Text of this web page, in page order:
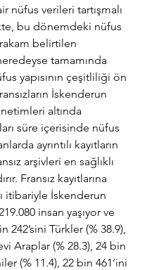
nüfus verileri tartışmalı
bu dönemdeki nüfus
rakam belirtilen
tamamında
yapısının çeşitliliği ön
İskenderun
altında
süre içerisinde nüfus
ayrıntılı kayıtların
arşivleri en sağlıklı
Fransız kayıtlarına
itibariyle İskenderun
insan yaşıyor ve
242’sini Türkler (% 38.9),
Araplar (% 28.3), 24 bin
(% 11.4), 22 bin 461’ini